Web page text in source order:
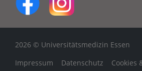
2026 © Universitätsmedizin Essen
Impressum
Datenschutz Cookies